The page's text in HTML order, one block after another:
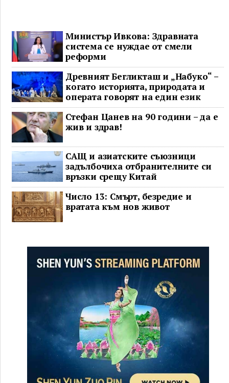
Министър Ивкова: Здравната
система се нуждае от смели
реформи
Древният Бегликташ и „Набуко“ –
когато историята, природата и
операта говорят на един език
Стефан Цанев на 90 години – да е
жив и здрав!
САЩ и азиатските съюзници
задълбочиха отбранителните си
връзки срещу Китай
Число 13: Смърт, безредие и
вратата към нов живот